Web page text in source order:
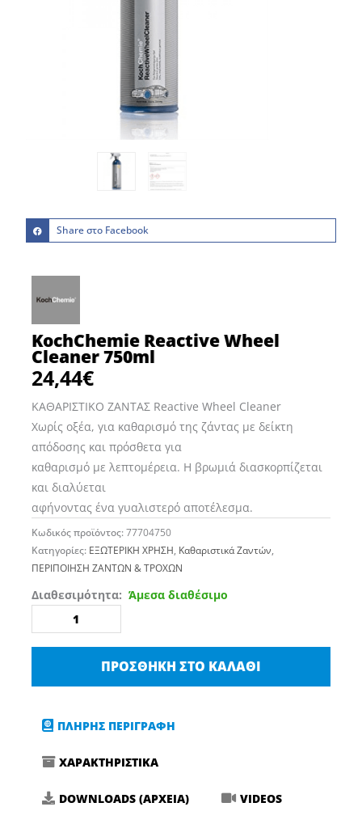
Share στο Facebook
KochChemie Reactive Wheel
Cleaner 750ml
24,44€
ΚΑΘΑΡΙΣΤΙΚΟ ΖΑΝΤΑΣ Reactive Wheel Cleaner
Χωρίς οξέα, για καθαρισμό της ζάντας με δείκτη
απόδοσης και πρόσθετα για
καθαρισμό με λεπτομέρεια. Η βρωμιά διασκορπίζεται
και διαλύεται
αφήνοντας ένα γυαλιστερό αποτέλεσμα.
Κωδικός προϊόντος:77704750
Κατηγορίες: ΕΞΩΤΕΡΙΚΗ ΧΡΗΣΗ, Καθαριστικά Ζαντών,
ΠΕΡΙΠΟΙΗΣΗ ΖΑΝΤΩΝ & ΤΡΟΧΩΝ
Διαθεσιμότητα: Άμεσα διαθέσιμο
KochChemie
Reactive
Wheel
ΠΡΟΣΘΉΚΗ ΣΤΟ ΚΑΛΆΘΙ
ΠΛΗΡΗΣ ΠΕΡΙΓΡΑΦΗ
ΧΑΡΑΚΤΗΡΙΣΤΙΚΑ
DOWNLOADS (ΑΡΧΕΙΑ) VIDEOS